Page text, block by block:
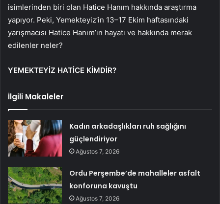
isimlerinden biri olan Hatice Hanım hakkında araştırma
yapıyor. Peki, Yemekteyiz’in 13–17 Ekim haftasındaki
yarışmacısı Hatice Hanım’ın hayatı ve hakkında merak
edilenler neler?
YEMEKTEYİZ HATİCE KİMDİR?
İlgili Makaleler
Kadın arkadaşlıkları ruh sağlığını
güçlendiriyor
Ağustos 7, 2026
Ordu Perşembe’de mahalleler asfalt
konforuna kavuştu
Ağustos 7, 2026